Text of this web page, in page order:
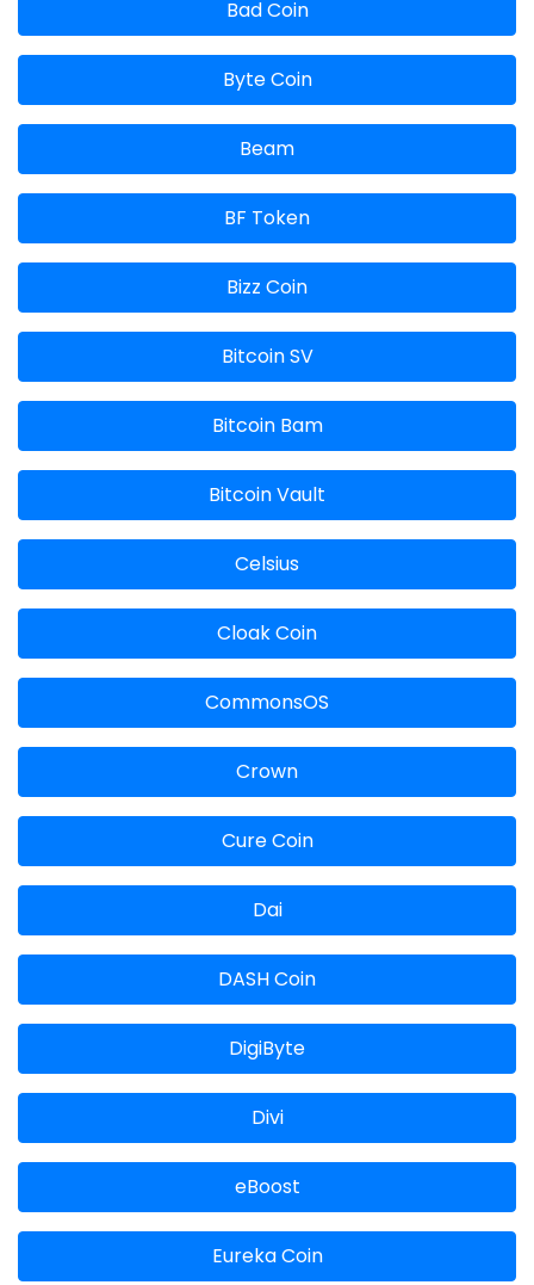
Bad Coin
Byte Coin
Beam
BF Token
Bizz Coin
Bitcoin SV
Bitcoin Bam
Bitcoin Vault
Celsius
Cloak Coin
CommonsOS
Crown
Cure Coin
Dai
DASH Coin
DigiByte
Divi
eBoost
Eureka Coin